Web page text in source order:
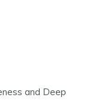
and Deep